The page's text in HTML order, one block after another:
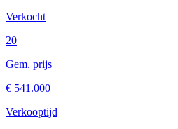
Verkocht
20
Gem. prijs
€ 541.000
Verkooptijd